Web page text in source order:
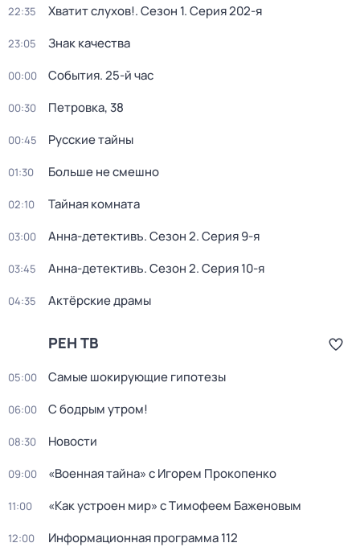
22:35 Хватит слухов!. Сезон 1. Серия 202-я
23:05 Знак качества
00:00 События. 25-й час
00:30 Петровка, 38
00:45 Русские тайны
01:30 Больше не смешно
02:10 Тайная комната
03:00 Анна-детективъ. Сезон 2. Серия 9-я
03:45 Анна-детективъ. Сезон 2. Серия 10-я
04:35 Актёрские драмы
РЕН ТВ
05:00 Самые шoкиpующие гипотезы
06:00 С бодрым утром!
08:30 Новости
09:00 «Военная тайна» с Игорем Прокопенко
11:00 «Как устроен мир» с Тимофеем Баженовым
12:00 Информационная программа 112